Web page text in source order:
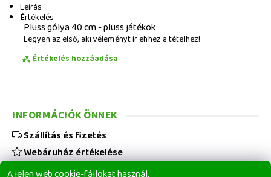
Leírás
Értékelés
Plüss gólya 40 cm - plüss játékok
Legyen az első, aki véleményt ír ehhez a tételhez!
Értékelés hozzáadása
INFORMÁCIÓK ÖNNEK
Szállítás és fizetés
Webáruház értékelése
Viszonteladóknak